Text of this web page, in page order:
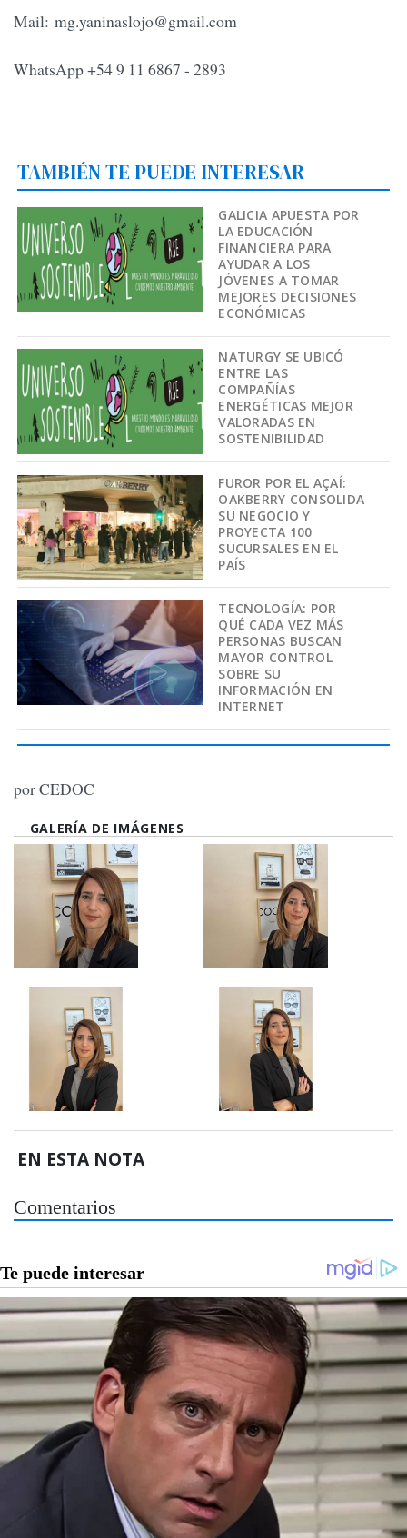
Mail: mg.yaninaslojo@gmail.com
WhatsApp +54 9 11 6867 - 2893
TAMBIÉN TE PUEDE INTERESAR
GALICIA APUESTA POR
LA EDUCACIÓN
FINANCIERA PARA
AYUDAR A LOS
JÓVENES A TOMAR
MEJORES DECISIONES
ECONÓMICAS
NATURGY SE UBICÓ
ENTRE LAS
COMPAÑÍAS
ENERGÉTICAS MEJOR
VALORADAS EN
SOSTENIBILIDAD
FUROR POR EL AÇAÍ:
OAKBERRY CONSOLIDA
SU NEGOCIO Y
PROYECTA 100
SUCURSALES EN EL
PAÍS
TECNOLOGÍA: POR
QUÉ CADA VEZ MÁS
PERSONAS BUSCAN
MAYOR CONTROL
SOBRE SU
INFORMACIÓN EN
INTERNET
por CEDOC
GALERÍA DE IMÁGENES
EN ESTA NOTA
Comentarios